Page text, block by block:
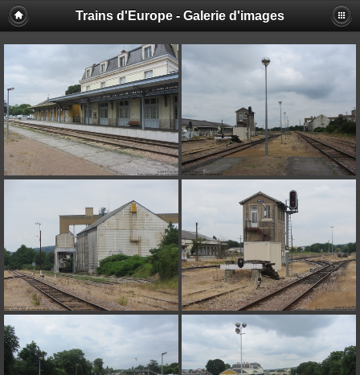
Trains d'Europe - Galerie d'images